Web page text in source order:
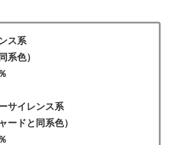
ス系
系色）
サイレンス系
ードと同系色）